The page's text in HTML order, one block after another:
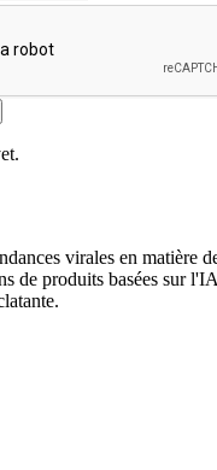
virales en matière
de produits basées sur